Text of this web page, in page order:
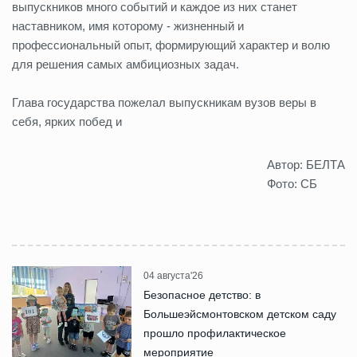
выпускников много событий и каждое из них станет
наставником, имя которому - жизненный и
профессиональный опыт, формирующий характер и волю
для решения самых амбициозных задач.
Глава государства пожелал выпускникам вузов веры в
себя, ярких побед и
Автор: БЕЛТА
Фото: СБ
04 августа'26
Безопасное детство: в
Большеэйсмонтовском детском саду
прошло профилактическое
мероприятие